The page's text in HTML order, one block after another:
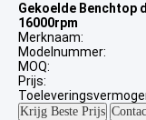
Gekoelde Benchtop
16000rpm
Merknaam:
Modelnummer:
MOQ:
Prijs:
Krijg Beste Prijs